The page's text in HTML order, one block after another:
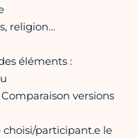
religion…
éléments :
versions
participant.e le